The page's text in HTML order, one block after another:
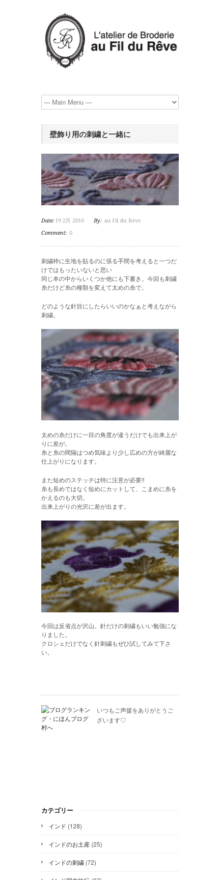
壁飾り用の刺繍と一緒に
Date: 19 2月 2016 By: au Fil du Reve
Comment: 0
刺繍枠に生地を貼るのに張る手間を考えると一つだ
けではもったいないと思い
同じ本の中からいくつか他にも下書き。今回も刺繍
糸だけど糸の種類を変えて太めの糸で。
どのような針目にしたらいいのかなぁと考えながら
刺繍。
太めの糸だけに一目の角度が違うだけでも出来上が
りに差が。
糸と糸の間隔はつめ気味より少し広めの方が綺麗な
仕上がりになります。
また短めのステッチは特に注意が必要!!
糸も長めではなく短めにカットして、こまめに糸を
かえるのも大切。
出来上がりの光沢に差が出ます。
今回は反省点が沢山。針だけの刺繍もいい勉強にな
りました。
クロシェだけでなく針刺繍もぜひ試してみて下さ
い。
いつもご声援をありがとうご
ざいます♡
カテゴリー
インド (128)
インドのお土産 (25)
インドの刺繍 (72)